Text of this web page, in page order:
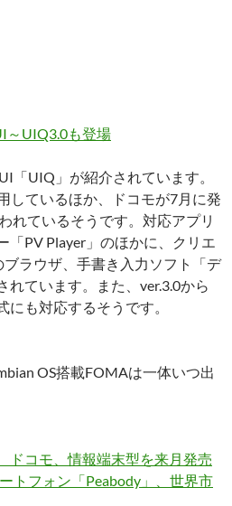
～UIQ3.0も登場
「UIQ」が紹介されています。
しているほか、ドコモが7月に発
れているそうです。対応アプリ
「PV Player」のほかに、クリエ
ブラウザ、手書き入力ソフト「デ
れています。また、ver.3.0から
も対応するそうです。
OS搭載FOMAは一体いつ出
コモ、情報端末型を来月発売
トフォン「Peabody」、世界市